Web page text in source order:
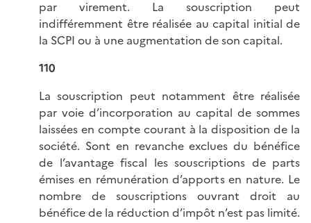
par virement. La souscription peut
indifféremment être réalisée au capital initial de
la SCPI ou à une augmentation de son capital.
110
La souscription peut notamment être réalisée
par voie d’incorporation au capital de sommes
laissées en compte courant à la disposition de la
société. Sont en revanche exclues du bénéfice
de l’avantage fiscal les souscriptions de parts
émises en rémunération d’apports en nature. Le
nombre de souscriptions ouvrant droit au
bénéfice de la réduction d’impôt n’est pas limité.